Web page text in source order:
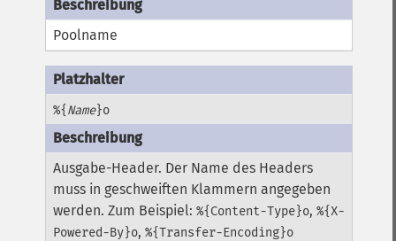
Poolname
%{Name}o
Ausgabe-Header. Der Name des Headers
muss in geschweiften Klammern angegeben
werden. Zum Beispiel:%{Content-Type}o,%{X-
Powered-By}o,%{Transfer-Encoding}o